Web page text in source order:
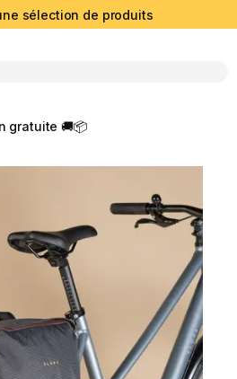
sélection de produits
gratuite 🚚📦